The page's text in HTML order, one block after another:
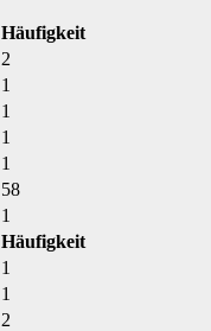
Häufigkeit
2
1
1
1
1
58
1
Häufigkeit
1
1
2